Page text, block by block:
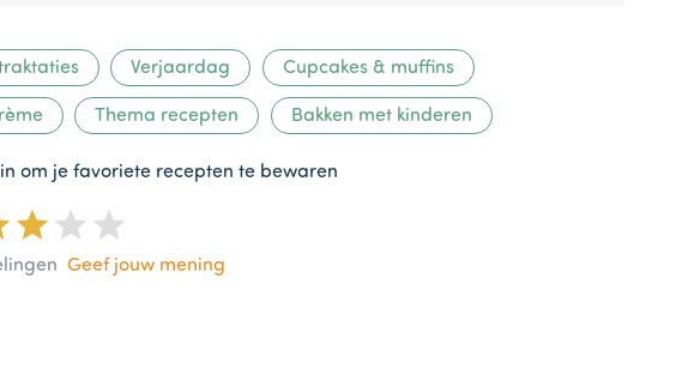
Verjaardag Cupcakes & muffins
Thema recepten Bakken met kinderen
om je favoriete recepten te bewaren
Geef jouw mening